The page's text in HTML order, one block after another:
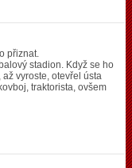
přiznat.
stadion. Když se ho
vyroste, otevřel ústa
traktorista, ovšem